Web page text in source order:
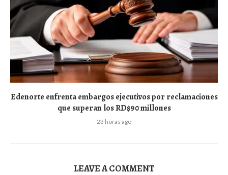
Edenorte enfrenta embargos ejecutivos por reclamaciones
que superan los RD$90 millones
23 horas ago
LEAVE A COMMENT